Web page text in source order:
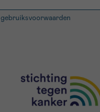
gebruiksvoorwaarden